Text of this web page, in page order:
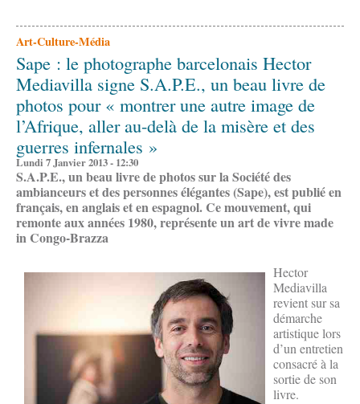
Art-Culture-Média
Sape : le photographe barcelonais Hector
Mediavilla signe S.A.P.E., un beau livre de
photos pour « montrer une autre image de
l’Afrique, aller au-delà de la misère et des
guerres infernales »
Lundi 7 Janvier 2013 - 12:30
S.A.P.E., un beau livre de photos sur la Société des
ambianceurs et des personnes élégantes (Sape), est publié en
français, en anglais et en espagnol. Ce mouvement, qui
remonte aux années 1980, représente un art de vivre made
in Congo-Brazza
Hector
Mediavilla
revient sur sa
démarche
artistique lors
d’un entretien
consacré à la
sortie de son
livre.